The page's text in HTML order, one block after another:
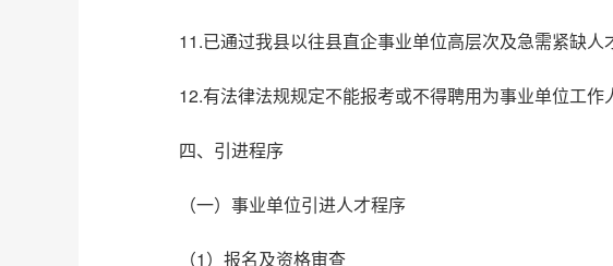
11.已通过我县以往县直企事业单位高层次及急需紧缺人
12.有法律法规规定不能报考或不得聘用为事业单位工作
四、引进程序
（一）事业单位引进人才程序
（1）报名及资格审查